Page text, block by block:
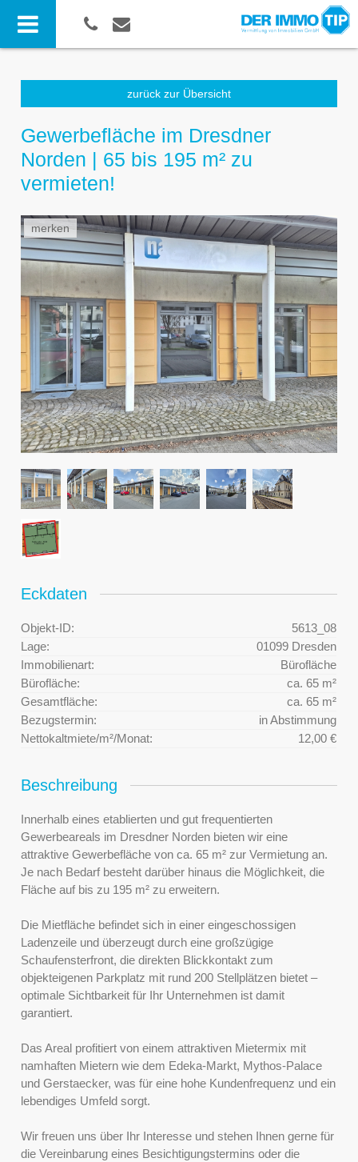
zurück zur Übersicht
Gewerbefläche im Dresdner
Norden | 65 bis 195 m² zu
vermieten!
merken
Eckdaten
Objekt-ID:
5613_08
Lage:
01099 Dresden
Immobilienart:
Bürofläche
Bürofläche:
ca. 65 m²
Gesamtfläche:
ca. 65 m²
Bezugstermin:
in Abstimmung
Nettokaltmiete/m²/Monat:
12,00 €
Beschreibung
Innerhalb eines etablierten und gut frequentierten
Gewerbeareals im Dresdner Norden bieten wir eine
attraktive Gewerbefläche von ca. 65 m² zur Vermietung an.
Je nach Bedarf besteht darüber hinaus die Möglichkeit, die
Fläche auf bis zu 195 m² zu erweitern.
Die Mietfläche befindet sich in einer eingeschossigen
Ladenzeile und überzeugt durch eine großzügige
Schaufensterfront, die direkten Blickkontakt zum
objekteigenen Parkplatz mit rund 200 Stellplätzen bietet –
optimale Sichtbarkeit für Ihr Unternehmen ist damit
garantiert.
Das Areal profitiert von einem attraktiven Mietermix mit
namhaften Mietern wie dem Edeka-Markt, Mythos-Palace
und Gerstaecker, was für eine hohe Kundenfrequenz und ein
lebendiges Umfeld sorgt.
Wir freuen uns über Ihr Interesse und stehen Ihnen gerne für
die Vereinbarung eines Besichtigungstermins oder die